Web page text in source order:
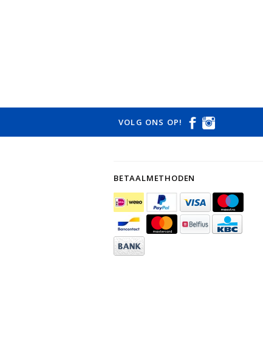
VOLG ONS OP!
BETAALMETHODEN